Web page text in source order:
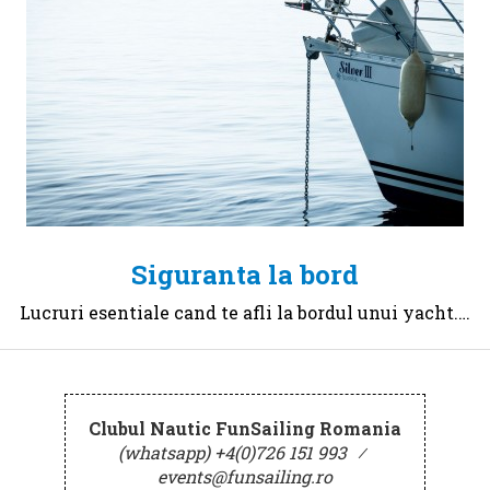
Siguranta la bord
Lucruri esentiale cand te afli la bordul unui yacht.…
Clubul Nautic FunSailing Romania
(whatsapp) +4(0)726 151 993 ⁄
events@funsailing.ro